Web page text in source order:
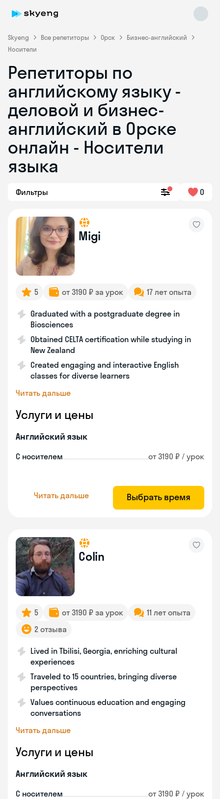
Skyeng Все репетиторы Орск
Бизнес-английский
Носители
Репетиторы по
английскому языку -
деловой и бизнес-
английский в Орске
онлайн - Носители
языка
Фильтры 0
Migi
5 от 3190 ₽ за урок 17 лет опыта
Graduated with a postgraduate degree in
Biosciences
Obtained CELTA certification while studying in
New Zealand
Created engaging and interactive English
classes for diverse learners
Читать дальше
Услуги и цены
Английский язык
С носителем от 3190 ₽ / урок
Читать дальше Выбрать время
Colin
5 от 3190 ₽ за урок
11 лет опыта
2 отзыва
Lived in Tbilisi, Georgia, enriching cultural
experiences
Traveled to 15 countries, bringing diverse
perspectives
Values continuous education and engaging
conversations
Читать дальше
Услуги и цены
Английский язык
С носителем от 3190 ₽ / урок
Skyeng Chat